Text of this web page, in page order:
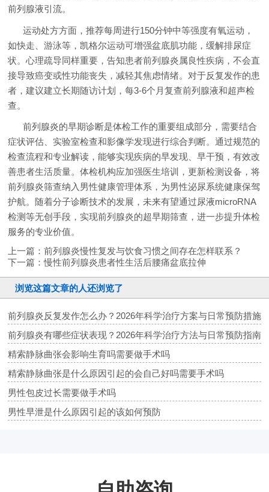
前列腺液引流。
运动处方方面，推荐每周进行150分钟中等强度有氧运动，
如快走、游泳等，凯格尔运动可增强盆底肌功能，缓解排尿症
状。心理疏导同样重要，告知患者前列腺炎属良性疾病，不会直
接导致癌变或性功能丧失，减轻其焦虑情绪。对于反复发作的患
者，建议建立长期随访计划，每3-6个月复查前列腺液和超声检
查。
前列腺炎的早期诊断是体检工作的重要组成部分，需要结合
症状评估、实验室检查和影像学发现进行综合判断。通过规范的
检查流程和专业解读，能够实现疾病的早发现、早干预，有效改
善患者生活质量。体检机构应加强医生培训，更新检测设备，将
前列腺炎筛查纳入男性健康管理体系，为男性泌尿系统健康保驾
护航。随着分子诊断技术的发展，未来有望通过尿液microRNA
检测等无创手段，实现前列腺炎的超早期筛查，进一步提升体检
服务的专业价值。
上一篇： 前列腺炎慢性复发与饮食习惯之间存在怎样联系？
下一篇：慢性前列腺炎患者性生活后腰痛盆底拉伸
浏览这篇文章的人还浏览了
前列腺炎反复发作怎么办？2026年科学治疗方案与日常预防措施
前列腺炎有哪些症状表现？2026年科学治疗方法与日常预防指南
精索静脉曲张会影响生育吗需要做手术吗
精索静脉曲张是什么原因引起的会自己好吗需要手术吗
男性包皮过长需要做手术吗
男性早泄是什么原因引起的该如何预防